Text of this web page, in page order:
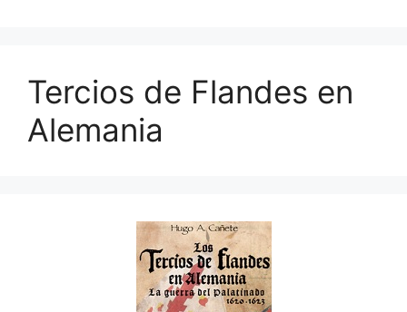
Tercios de Flandes en
Alemania